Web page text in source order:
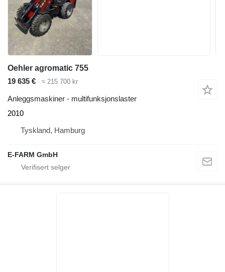
Oehler agromatic 755
19 635 €
≈ 215 700 kr
Anleggsmaskiner - multifunksjonslaster
2010
Tyskland, Hamburg
E-FARM GmbH